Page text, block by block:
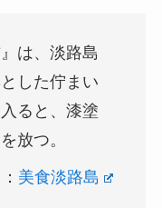
は、淡路島
した佇まい
ると、漆塗
放つ。
美食淡路島